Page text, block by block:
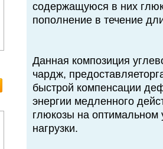
содержащуюся в них
пополнение в течение
Данная композиция
чардж,
быстрой компенсации
энергии медленного
глюкозы на оптимальном
нагрузки.